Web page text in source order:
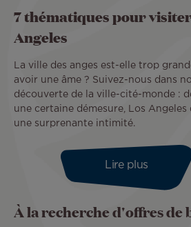
7 thématiques pour
Angeles
La ville des anges est-elle trop
avoir une âme ? Suivez-nous dans
découverte de la ville-cité-monde :
une certaine démesure, Los Angeles
une surprenante intimité.
Lire plus
À la recherche d'offres de